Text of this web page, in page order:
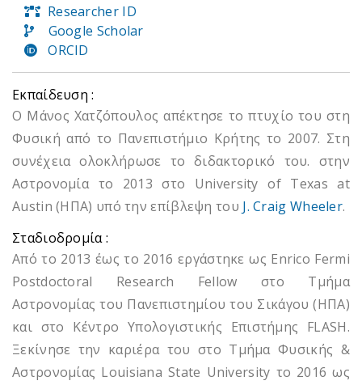
Researcher ID
Google Scholar
ORCID
Εκπαίδευση :
Ο Μάνος Χατζόπουλος απέκτησε το πτυχίο του στη
Φυσική από το Πανεπιστήμιο Κρήτης το 2007. Στη
συνέχεια ολοκλήρωσε το διδακτορικό του. στην
Αστρονομία το 2013 στο University of Texas at
Austin (ΗΠΑ) υπό την επίβλεψη του J. Craig Wheeler.
Σταδιοδρομία :
Από το 2013 έως το 2016 εργάστηκε ως Enrico Fermi
Postdoctoral Research Fellow στο Τμήμα
Αστρονομίας του Πανεπιστημίου του Σικάγου (ΗΠΑ)
και στο Κέντρο Υπολογιστικής Επιστήμης FLASH.
Ξεκίνησε την καριέρα του στο Τμήμα Φυσικής &
Αστρονομίας Louisiana State University το 2016 ως